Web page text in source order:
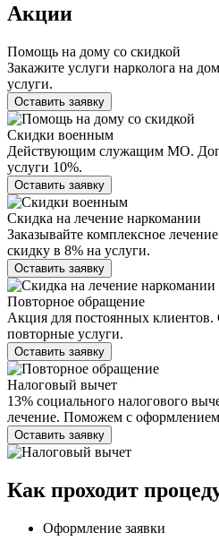
Акции
Помощь на дому со скидкой
Закажите услуги нарколога на
услуги.
Оставить заявку
Скидки военным
Действующим служащим МО.
услуги 10%.
Оставить заявку
Скидка на лечение наркомании
Заказывайте комплексное
скидку в 8% на услуги.
Оставить заявку
Повторное обращение
Акция для постоянных
повторные услуги.
Оставить заявку
Налоговый вычет
13% социального налогового
лечение. Поможем с
Оставить заявку
Как проходит
Оформление заявки